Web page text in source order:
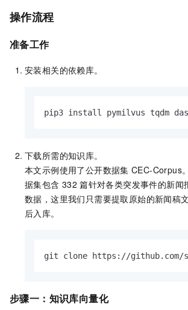
操作流程
准备工作
安装相关的依赖库。
pip3 install pymilvus tqdm
下载所需的知识库。
本文示例使用了公开数据集 CEC-Corpus
据集包含 332 篇针对各类突发事件的新闻
数据，这里我们只需要提取原始的新闻稿
后入库。
git clone https://github.com/
步骤一： 知识库向量化